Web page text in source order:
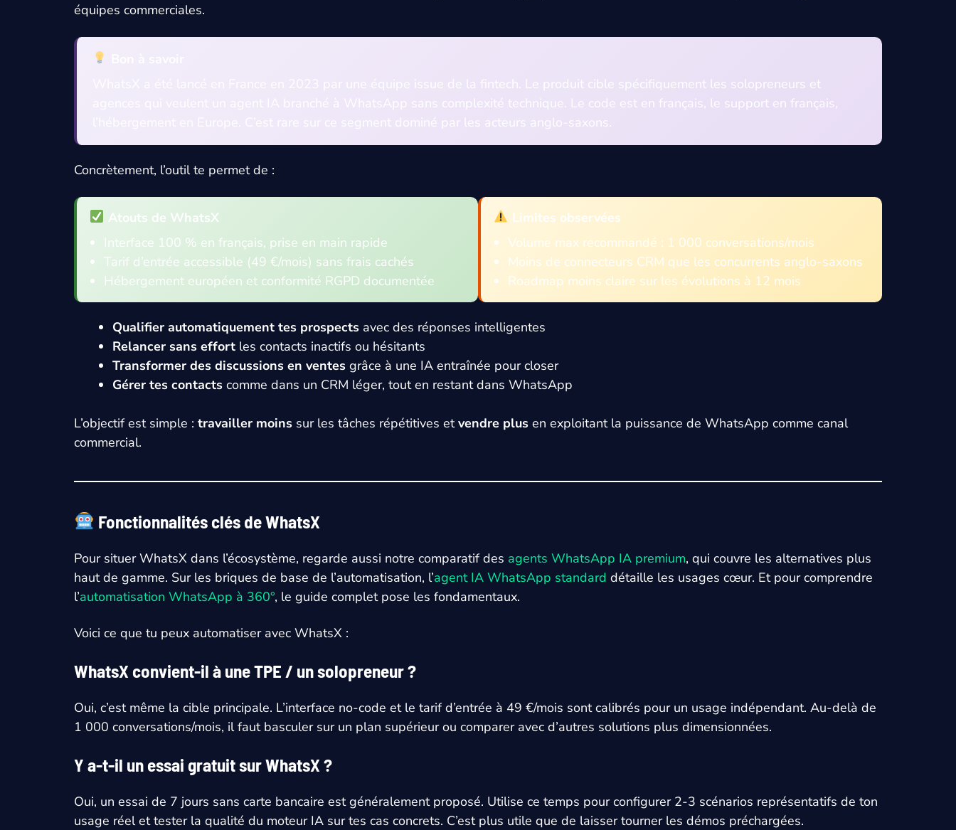
équipes commerciales.
WhatsX a été lancé en France en 2023 par une équipe issue de la fintech. Le produit cible spécifiquement les solopreneurs et
agences qui veulent un agent IA branché à WhatsApp sans complexité technique. Le code est en français, le support en français,
l’hébergement en Europe. C’est rare sur ce segment dominé par les acteurs anglo-saxons.
Concrètement, l’outil te permet de :
Atouts de WhatsX
Interface 100 % en français, prise en main rapide
Tarif d’entrée accessible (49 €/mois) sans frais cachés
Hébergement européen et conformité RGPD documentée
Limites observées
Volume max recommandé : 1 000 conversations/mois
Moins de connecteurs CRM que les concurrents anglo-saxons
Roadmap moins claire sur les évolutions à 12 mois
Qualifier automatiquement tes prospects avec des réponses intelligentes
Relancer sans effort les contacts inactifs ou hésitants
Transformer des discussions en ventes grâce à une IA entraînée pour closer
Gérer tes contacts comme dans un CRM léger, tout en restant dans WhatsApp
L’objectif est simple : travailler moins sur les tâches répétitives etvendre plus en exploitant la puissance de WhatsApp comme canal
commercial.
Fonctionnalités clés de WhatsX
Pour situer WhatsX dans l’écosystème, regarde aussi notre comparatif des agents WhatsApp IA premium, qui couvre les alternatives plus
haut de gamme. Sur les briques de base de l’automatisation, l’agent IA WhatsApp standard détaille les usages cœur. Et pour comprendre
l’automatisation WhatsApp à 360°, le guide complet pose les fondamentaux.
Voici ce que tu peux automatiser avec WhatsX :
WhatsX convient-il à une TPE / un solopreneur ?
Oui, c’est même la cible principale. L’interface no-code et le tarif d’entrée à 49 €/mois sont calibrés pour un usage indépendant. Au-delà de
1 000 conversations/mois, il faut basculer sur un plan supérieur ou comparer avec d’autres solutions plus dimensionnées.
Y a-t-il un essai gratuit sur WhatsX ?
Oui, un essai de 7 jours sans carte bancaire est généralement proposé. Utilise ce temps pour configurer 2-3 scénarios représentatifs de ton
usage réel et tester la qualité du moteur IA sur tes cas concrets. C’est plus utile que de laisser tourner les démos préchargées.